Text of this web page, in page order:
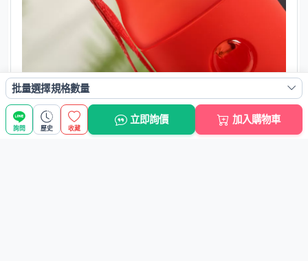
批量選擇規格數量
詢問 歷史 收藏
立即詢價 加入購物車